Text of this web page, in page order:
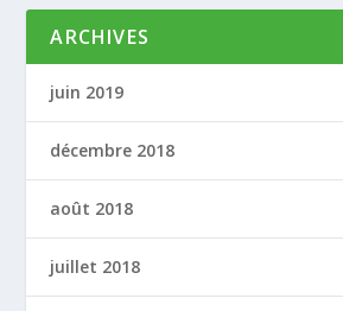
ARCHIVES
juin 2019
décembre 2018
août 2018
juillet 2018